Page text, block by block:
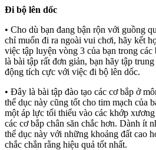
Đi bộ lên dốc
• Cho dù bạn đang bận rộn với guồng
chỉ muốn đi ra ngoài vui chơi, hãy kết
việc tập luyện vòng 3 của bạn trong
là bài tập rất đơn giản, bạn hãy tập
động tích cực với việc đi bộ lên dốc.
• Đây là bài tập đào tạo các cơ bắp ở
thể dục này cũng tốt cho tim mạch của
một áp lực tối thiểu vào các khớp xương
các cơ bắp chân săn chắc hơn. Dành ít
thể dục này với những khoảng đất cao
chắc chắn rằng hiệu quả tốt nhất.